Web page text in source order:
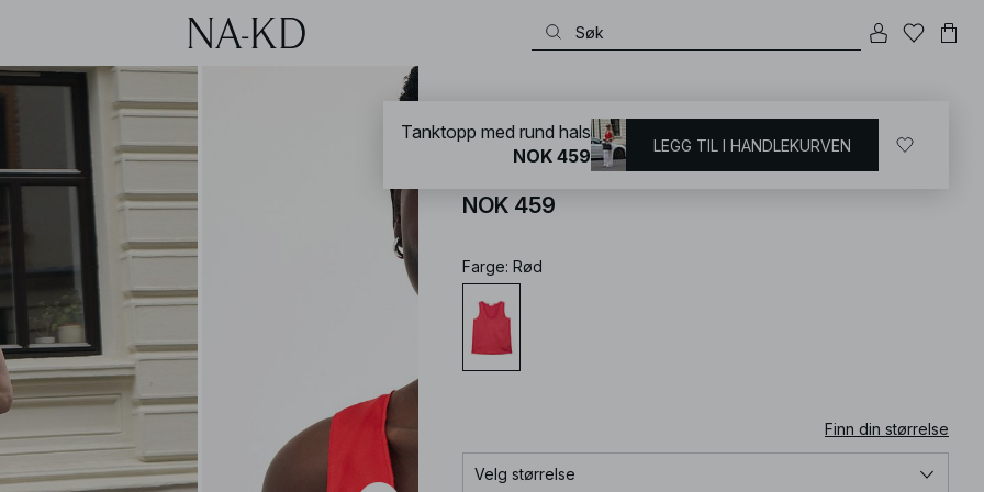
Tanktopp med rund hals
NOK 459
Farge: Rød
Finn din størrelse
Velg størrelse
Tanktopp med rund hals
NOK 459
LEGG TIL I HANDLEKURVEN